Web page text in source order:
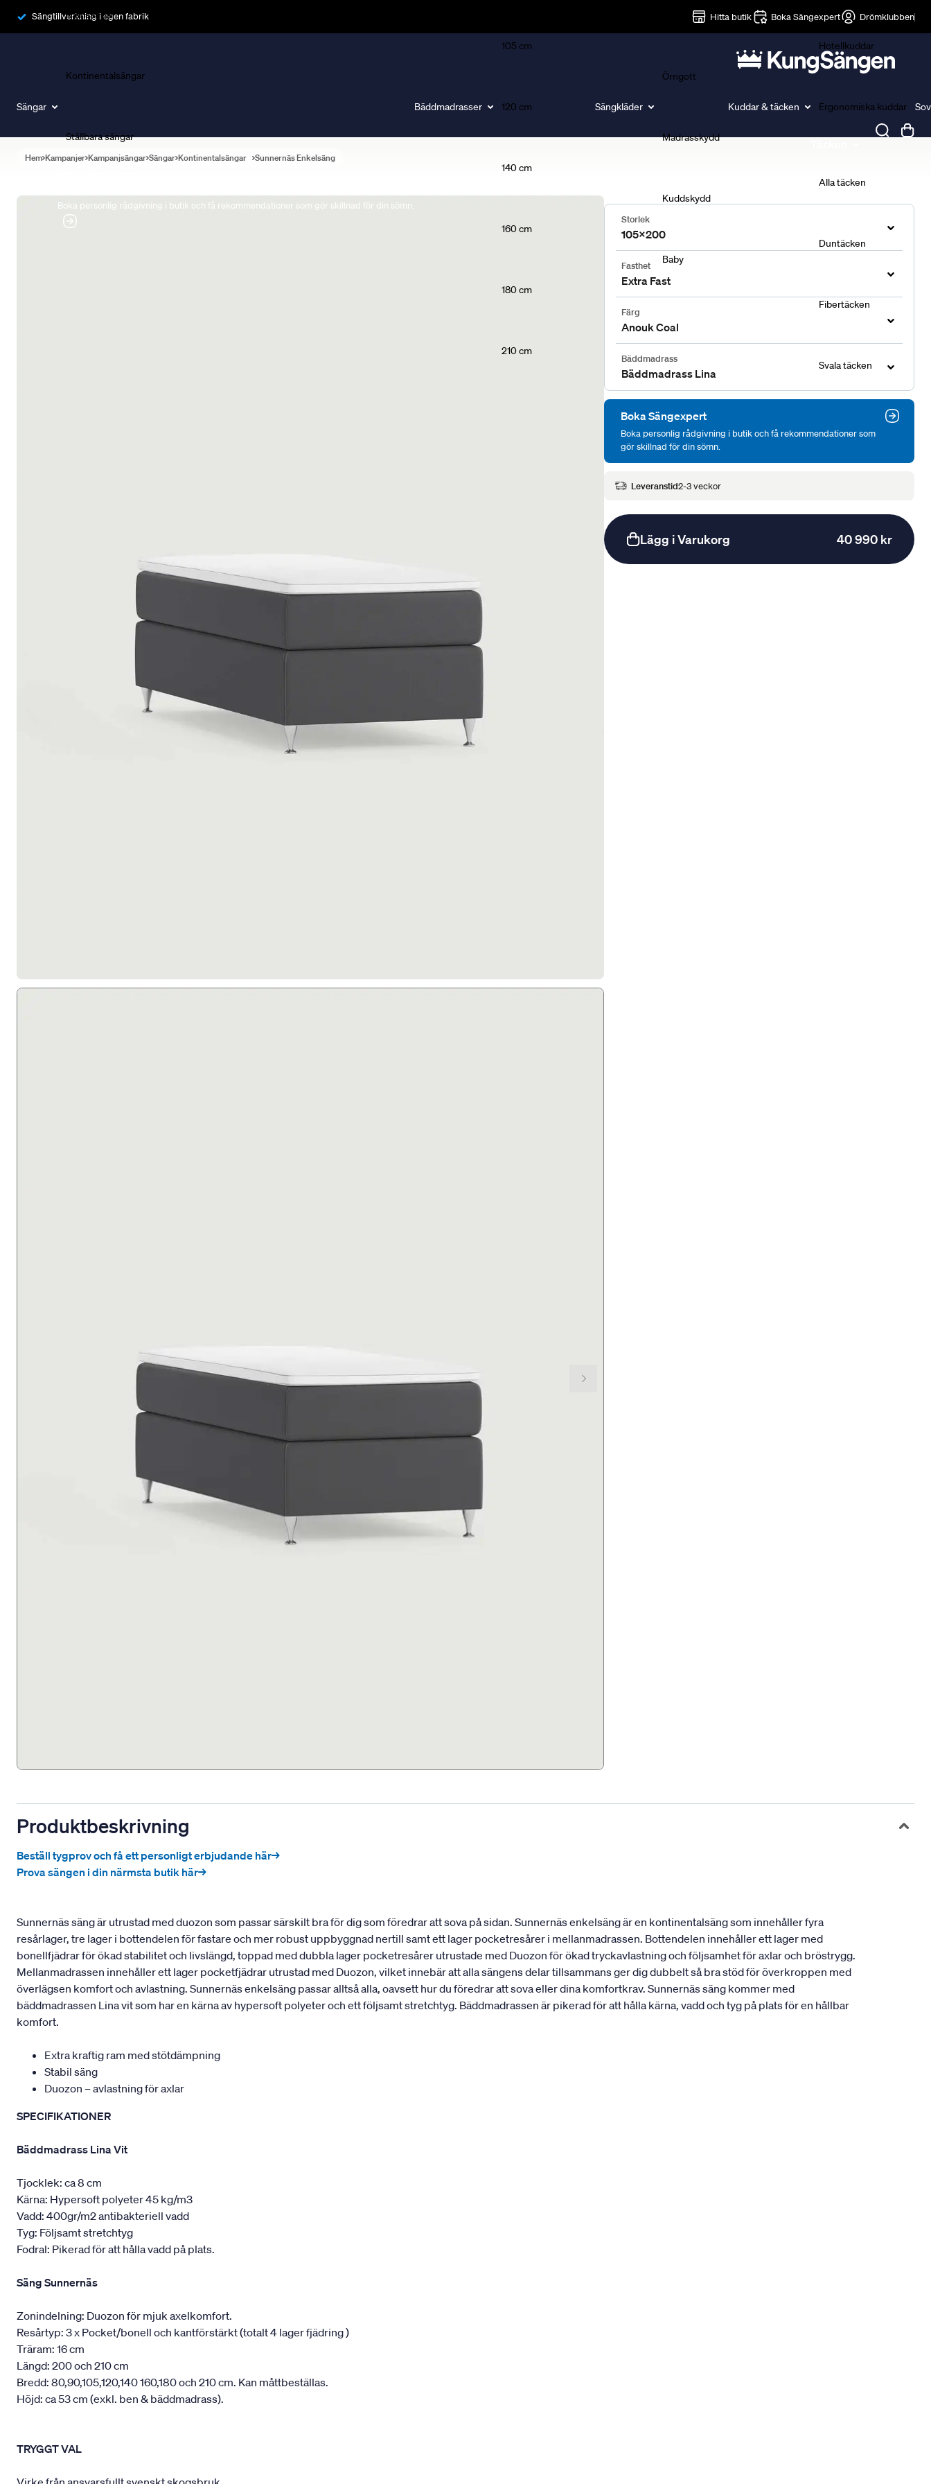
Sängtillverkning i egen fabrik Hitta butik Boka Sängexpert Drömklubben
Sängar
Ramsängar
Kontinentalsängar
Ställbara sängar
Boka personlig rådgivning i butik och få rekommendationer som gör skillnad för din sömn.
Bäddmadrasser
105 cm
120 cm
140 cm
160 cm
180 cm
210 cm
Sängkläder
Örngott
Madrasskydd
Kuddskydd
Baby
Kuddar & täcken
Hotellkuddar
Ergonomiska kuddar
Alla täcken
Duntäcken
Fibertäcken
Svala täcken
Hem Kampanjer Kampanjsängar Sängar Kontinentalsängar Sunnernäs Enkelsäng
Storlek
105x200
Fasthet
Extra Fast
Färg
Anouk Coal
Bäddmadrass
Bäddmadrass Lina
Boka Sängexpert
Boka personlig rådgivning i butik och få rekommendationer som
gör skillnad för din sömn.
Leveranstid2-3 veckor
Lägg i Varukorg 40 990 kr
Produktbeskrivning
Beställ tygprov och få ett personligt erbjudande här→
Prova sängen i din närmsta butik här→
Sunnernäs säng är utrustad med duozon som passar särskilt bra för dig som föredrar att sova på sidan. Sunnernäs enkelsäng är en kontinentalsäng som innehåller fyra
resårlager, tre lager i bottendelen för fastare och mer robust uppbyggnad nertill samt ett lager pocketresårer i mellanmadrassen. Bottendelen innehåller ett lager med
bonellfjädrar för ökad stabilitet och livslängd, toppad med dubbla lager pocketresårer utrustade med Duozon för ökad tryckavlastning och följsamhet för axlar och bröstrygg.
Mellanmadrassen innehåller ett lager pocketfjädrar utrustad med Duozon, vilket innebär att alla sängens delar tillsammans ger dig dubbelt så bra stöd för överkroppen med
överlägsen komfort och avlastning. Sunnernäs enkelsäng passar alltså alla, oavsett hur du föredrar att sova eller dina komfortkrav. Sunnernäs säng kommer med
bäddmadrassen Lina vit som har en kärna av hypersoft polyeter och ett följsamt stretchtyg. Bäddmadrassen är pikerad för att hålla kärna, vadd och tyg på plats för en hållbar
komfort.
Extra kraftig ram med stötdämpning
Stabil säng
Duozon – avlastning för axlar
SPECIFIKATIONER
Bäddmadrass Lina Vit
Tjocklek: ca 8 cm
Kärna: Hypersoft polyeter 45 kg/m3
Vadd: 400gr/m2 antibakteriell vadd
Tyg: Följsamt stretchtyg
Fodral: Pikerad för att hålla vadd på plats.
Säng Sunnernäs
Zonindelning: Duozon för mjuk axelkomfort.
Resårtyp: 3 x Pocket/bonell och kantförstärkt (totalt 4 lager fjädring )
Träram: 16 cm
Längd: 200 och 210 cm
Bredd: 80,90,105,120,140 160,180 och 210 cm. Kan måttbeställas.
Höjd: ca 53 cm (exkl. ben & bäddmadrass).
TRYGGT VAL